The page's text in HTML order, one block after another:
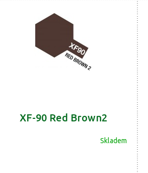
XF-90 Red Brown2
Skladem